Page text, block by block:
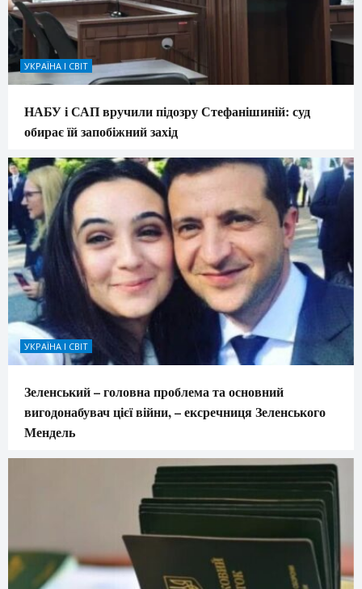
УКРАЇНА І СВІТ
НАБУ і САП вручили підозру Стефанішиній: суд
обирає їй запобіжний захід
УКРАЇНА І СВІТ
Зеленський – головна проблема та основний
вигодонабувач цієї війни, – ексречниця Зеленського
Мендель